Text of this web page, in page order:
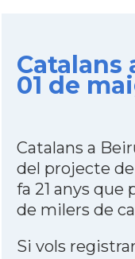
Catalans
01 de
Catalans a
del projecte
fa 21 anys que
de milers de
Si vols